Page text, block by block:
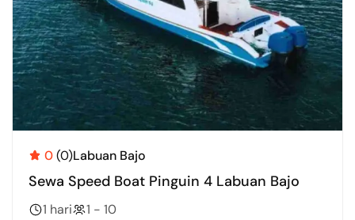
0(0)Labuan Bajo
Sewa Speed Boat Pinguin 4 Labuan Bajo
1 hari
1 - 10